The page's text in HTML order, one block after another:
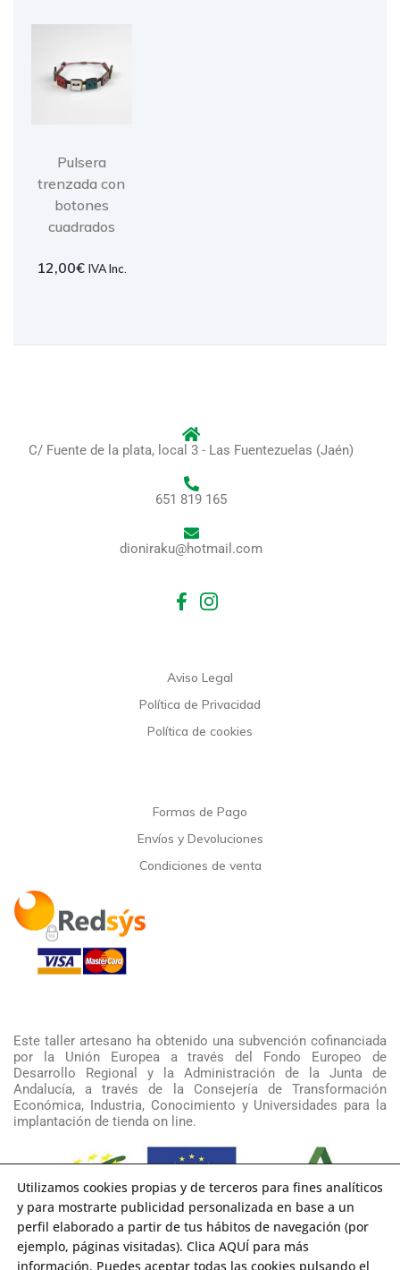
Pulsera
trenzada con
botones
cuadrados
12,00€ IVA Inc.
C/ Fuente de la plata, local 3 - Las Fuentezuelas (Jaén)
651 819 165
dioniraku@hotmail.com
Aviso Legal
Política de Privacidad
Política de cookies
Formas de Pago
Envíos y Devoluciones
Condiciones de venta
Este taller artesano ha obtenido una subvención cofinanciada
por la Unión Europea a través del Fondo Europeo de
Desarrollo Regional y la Administración de la Junta de
Andalucía, a través de la Consejería de Transformación
Económica, Industria, Conocimiento y Universidades para la
implantación de tienda on line.
Utilizamos cookies propias y de terceros para fines analíticos
y para mostrarte publicidad personalizada en base a un
perfil elaborado a partir de tus hábitos de navegación (por
ejemplo, páginas visitadas). Clica AQUÍ para más
información. Puedes aceptar todas las cookies pulsando el